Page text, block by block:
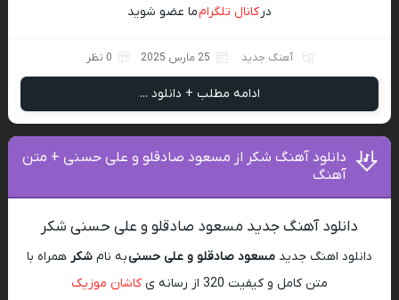
در کانال تلگرامما عضو شوید
آهنگ جدید 25 مارس 2025 0 نظر
ادامه مطلب + دانلود ...
دانلود آهنگ شکر از مسعود صادقلو و علی حسنی + متن
آهنگ
دانلود آهنگ جدید مسعود صادقلو و علی حسنی شکر
دانلود اهنگ جدید مسعود صادقلو و علی حسنیبه نام شکر همراه با
متن کامل و کیفیت 320 از رسانه ی
کاشان موزیک